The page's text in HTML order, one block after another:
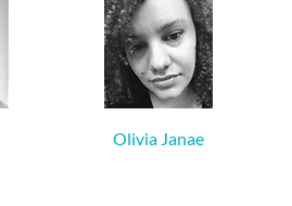
Olivia Janae